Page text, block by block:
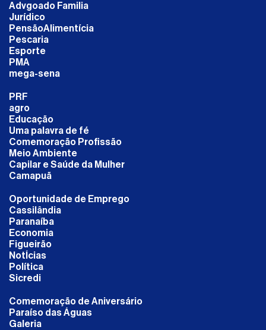
Advgoado Familia
Jurídico
PensãoAlimentícia
Pescaria
Esporte
PMA
mega-sena
PRF
agro
Educação
Uma palavra de fé
Comemoração Profissão
Meio Ambiente
Capilar e Saúde da Mulher
Camapuã
Oportunidade de Emprego
Cassilândia
Paranaíba
Economia
Figueirão
NotÍcias
Política
Sicredi
Comemoração de Aniversário
Paraíso das Águas
Galeria